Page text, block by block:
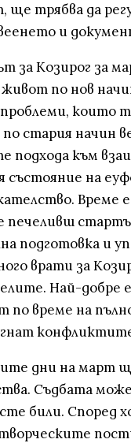
ще трябва да
и
за Козирог за
по нов
които
стария начин
подхода към
състояние на
Време
печеливш
подготовка и
врати за
Най-добре
по време на
дни на март
Съдбата
били. Според